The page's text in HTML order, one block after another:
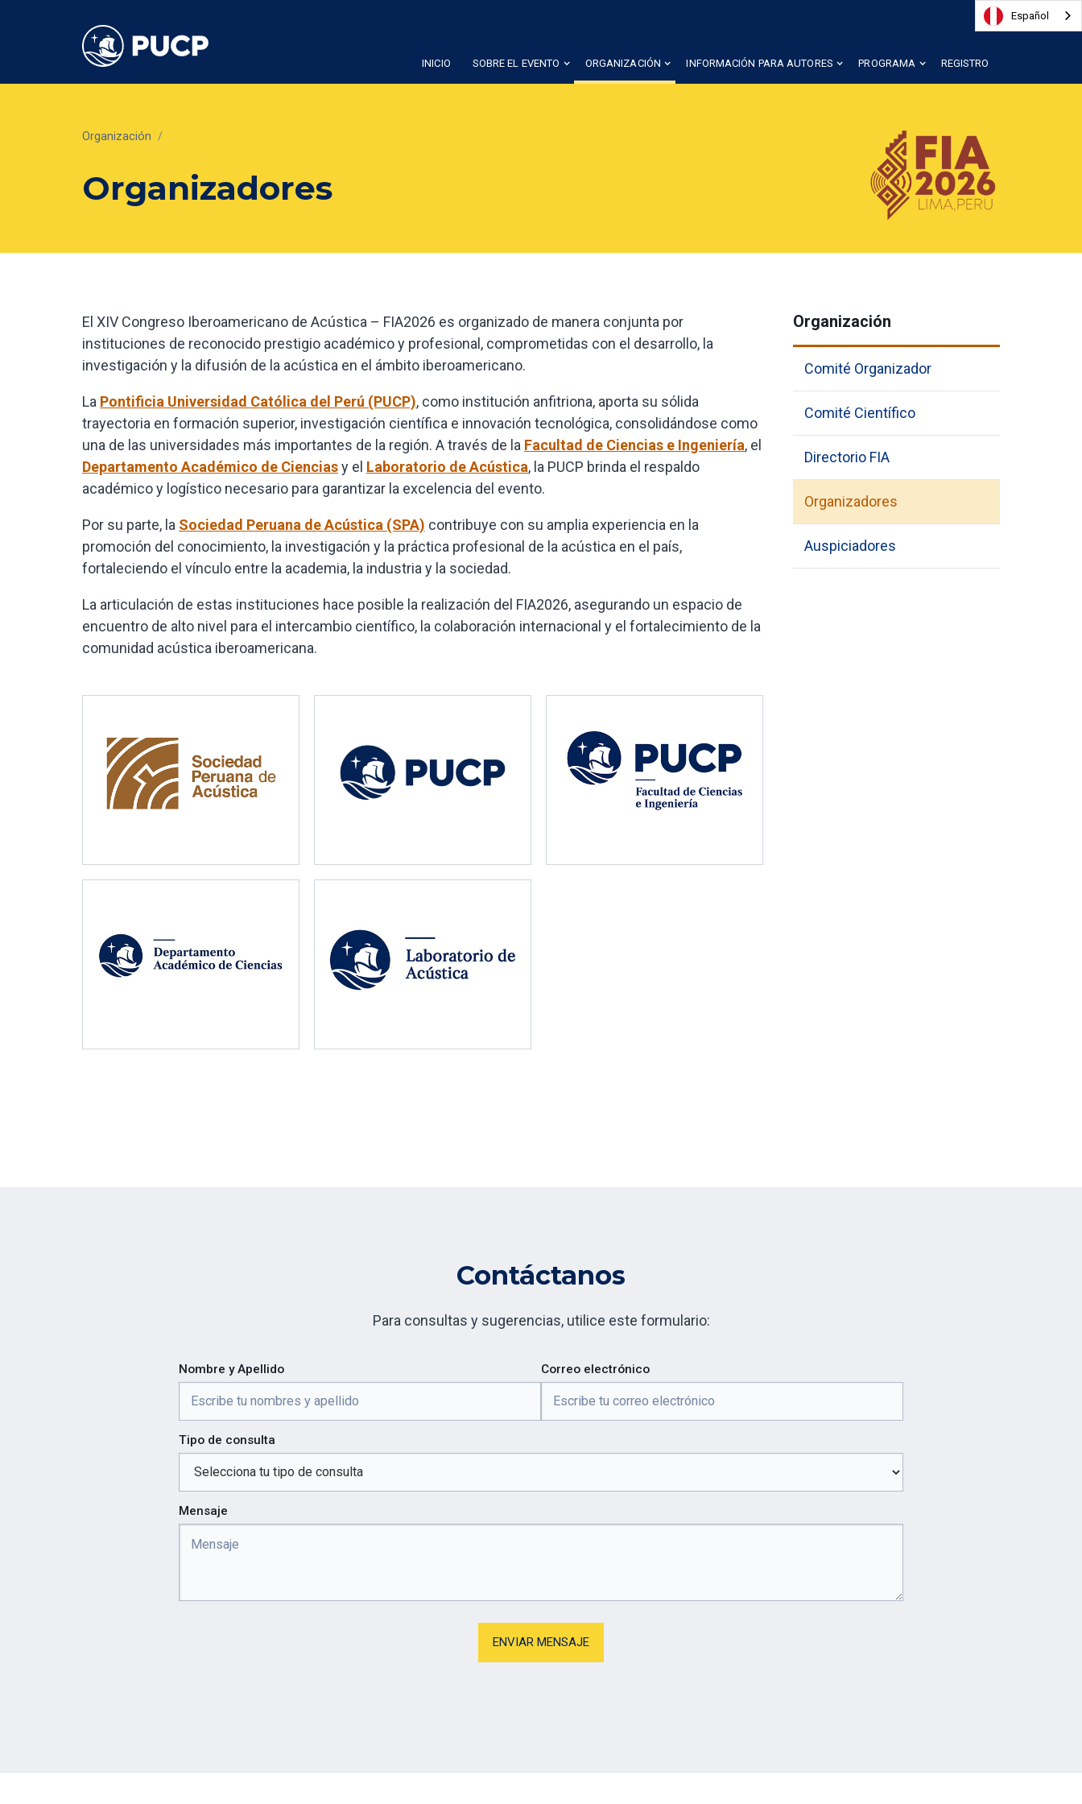
INICIO SOBRE EL EVENTO ORGANIZACIÓN INFORMACIÓN PARA AUTORES PROGRAMA REGISTRO
Organización /
Organizadores
El XIV Congreso Iberoamericano de Acústica – FIA2026 es organizado de manera conjunta por
instituciones de reconocido prestigio académico y profesional, comprometidas con el desarrollo, la
investigación y la difusión de la acústica en el ámbito iberoamericano.
La Pontificia Universidad Católica del Perú (PUCP), como institución anfitriona, aporta su sólida
trayectoria en formación superior, investigación científica e innovación tecnológica, consolidándose como
una de las universidades más importantes de la región. A través de la Facultad de Ciencias e Ingeniería, el
Departamento Académico de Cienciasy el Laboratorio de Acústica, la PUCP brinda el respaldo
académico y logístico necesario para garantizar la excelencia del evento.
Por su parte, la Sociedad Peruana de Acústica (SPA) contribuye con su amplia experiencia en la
promoción del conocimiento, la investigación y la práctica profesional de la acústica en el país,
fortaleciendo el vínculo entre la academia, la industria y la sociedad.
La articulación de estas instituciones hace posible la realización del FIA2026, asegurando un espacio de
encuentro de alto nivel para el intercambio científico, la colaboración internacional y el fortalecimiento de la
comunidad acústica iberoamericana.
Organización
Comité Organizador
Comité Científico
Directorio FIA
Organizadores
Auspiciadores
Contáctanos
Para consultas y sugerencias, utilice este formulario:
Nombre y Apellido Correo electrónico
Tipo de consulta
Mensaje
Español